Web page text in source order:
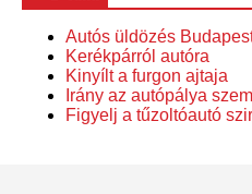
Autós üldözés
Kerékpárról autóra
Kinyílt a furgon ajtaja
Irány az autópálya
Figyelj a tűzoltóautó